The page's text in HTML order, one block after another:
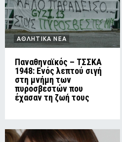
ΑΘΛΗΤΙΚΑ ΝΕΑ
Παναθηναϊκός – ΤΣΣΚΑ
1948: Ενός λεπτού σιγή
στη μνήμη των
πυροσβεστών που
έχασαν τη ζωή τους